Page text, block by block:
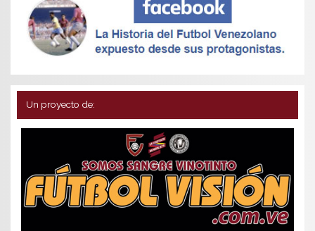
Un proyecto de: